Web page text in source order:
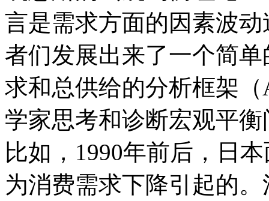
言是需求方面的因素波
者们发展出来了一个简
求和总供给的分析框架
学家思考和诊断宏观平
比如，1990年前后，日
为消费需求下降引起的